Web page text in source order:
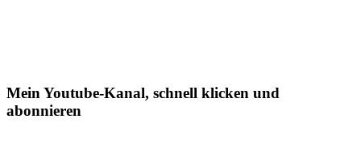
Mein Youtube-Kanal, schnell klicken und
abonnieren